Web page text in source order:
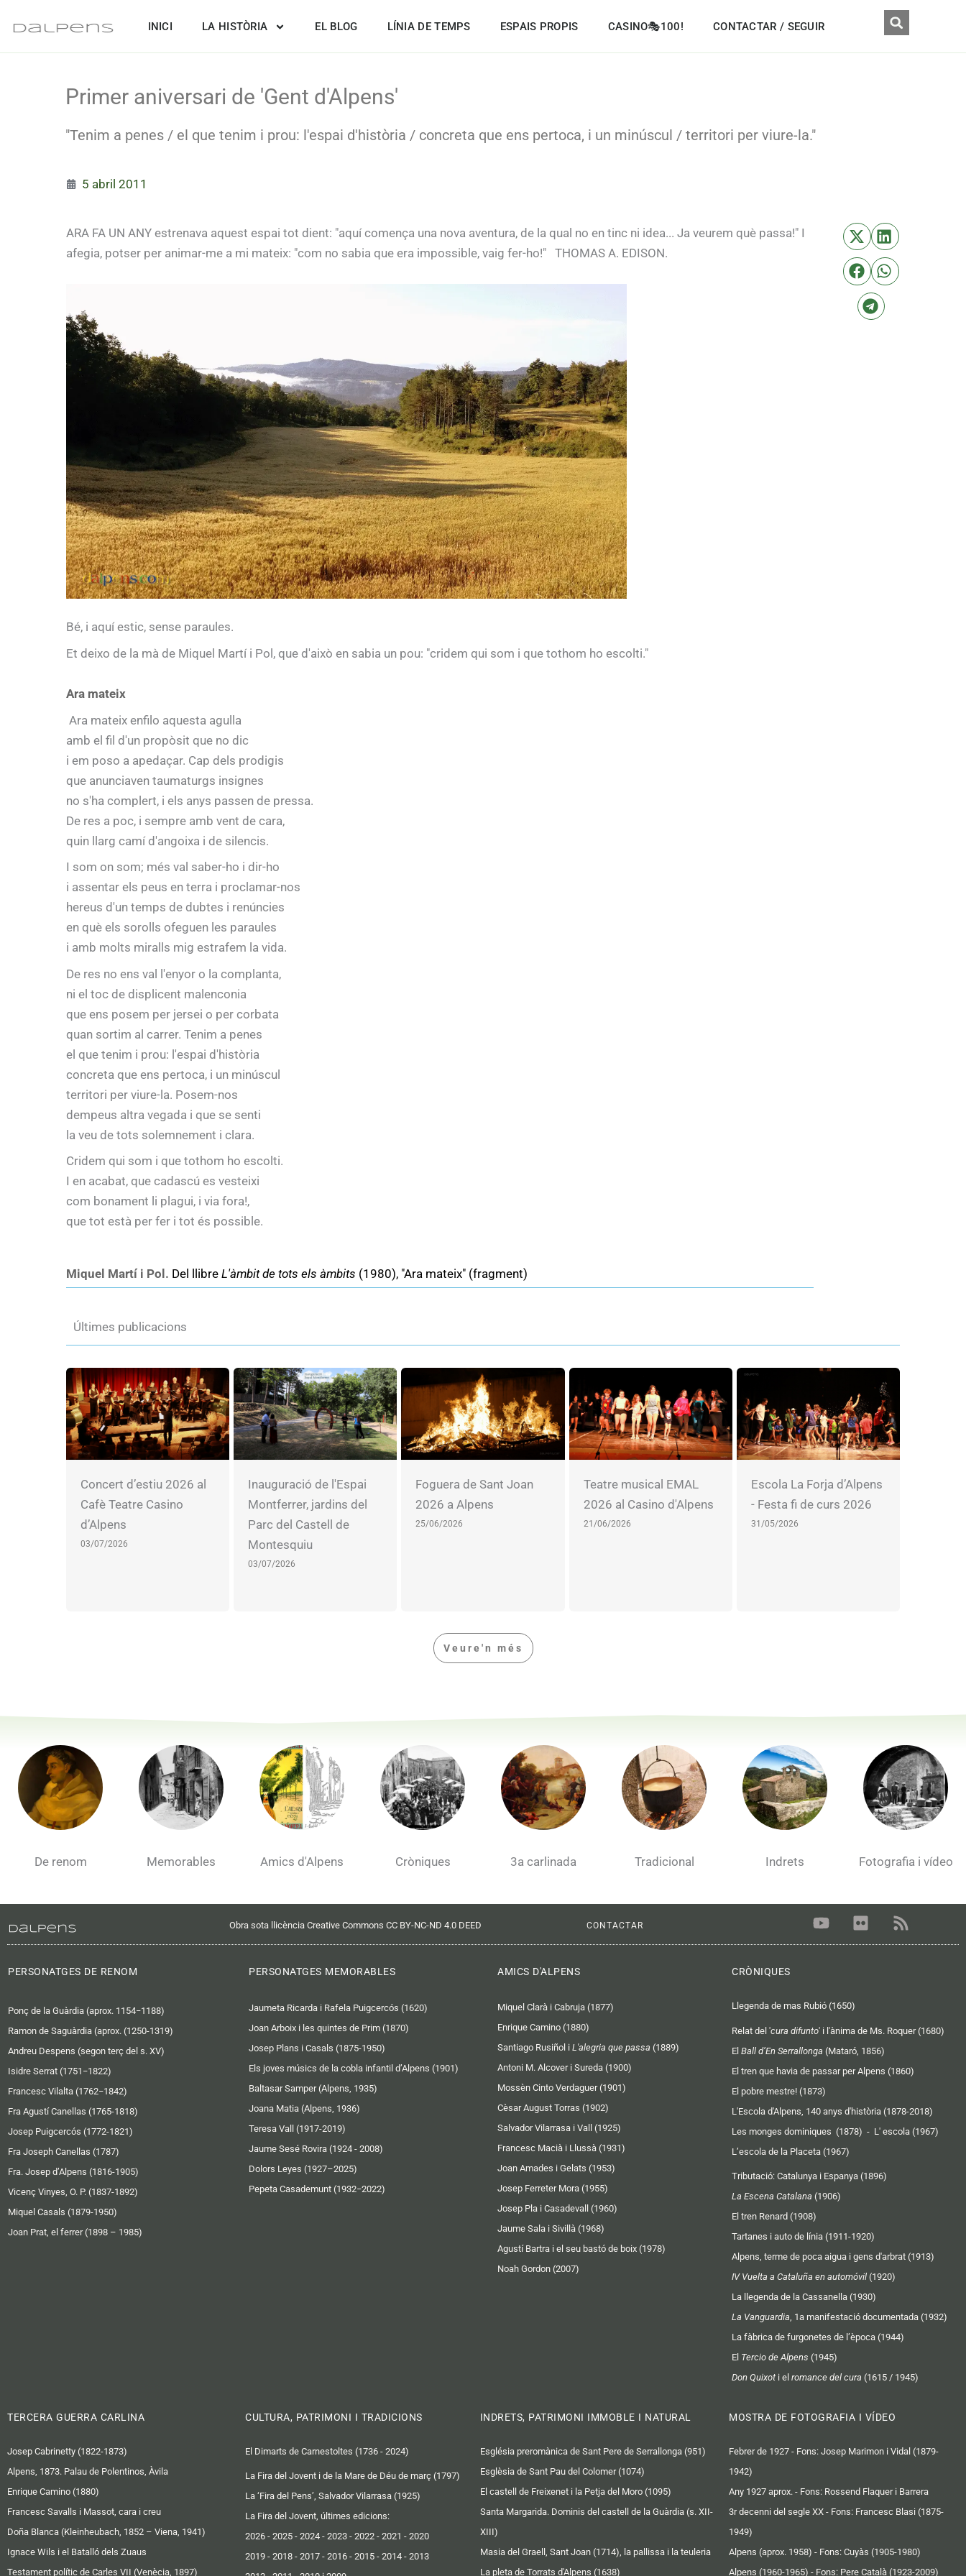
contingut
INICI LA HISTÒRIA EL BLOG LÍNIA DE TEMPS ESPAIS PROPIS CASINO🎭100! CONTACTAR / SEGUIR
Primer aniversari de 'Gent d'Alpens'
"Tenim a penes / el que tenim i prou: l'espai d'història / concreta que ens pertoca, i un minúscul / territori per viure-la."
5 abril 2011
ARA FA UN ANY estrenava aquest espai tot dient: "aquí comença una nova aventura, de la qual no en tinc ni idea... Ja veurem què passa!" I
afegia, potser per animar-me a mi mateix: "com no sabia que era impossible, vaig fer-ho!" THOMAS A. EDISON.
Bé, i aquí estic, sense paraules.
Et deixo de la mà de Miquel Martí i Pol, que d'això en sabia un pou: "cridem qui som i que tothom ho escolti."
Ara mateix
Ara mateix enfilo aquesta agulla
amb el fil d'un propòsit que no dic
i em poso a apedaçar. Cap dels prodigis
que anunciaven taumaturgs insignes
no s'ha complert, i els anys passen de pressa.
De res a poc, i sempre amb vent de cara,
quin llarg camí d'angoixa i de silencis.
I som on som; més val saber-ho i dir-ho
i assentar els peus en terra i proclamar-nos
hereus d'un temps de dubtes i renúncies
en què els sorolls ofeguen les paraules
i amb molts miralls mig estrafem la vida.
De res no ens val l'enyor o la complanta,
ni el toc de displicent malenconia
que ens posem per jersei o per corbata
quan sortim al carrer. Tenim a penes
el que tenim i prou: l'espai d'història
concreta que ens pertoca, i un minúscul
territori per viure-la. Posem-nos
dempeus altra vegada i que se senti
la veu de tots solemnement i clara.
Cridem qui som i que tothom ho escolti.
I en acabat, que cadascú es vesteixi
com bonament li plagui, i via fora!,
que tot està per fer i tot és possible.
Miquel Martí i Pol. Del llibre L'àmbit de tots els àmbits (1980), "Ara mateix" (fragment)
Últimes publicacions
Concert d’estiu 2026 al
Cafè Teatre Casino
d’Alpens
03/07/2026
Inauguració de l'Espai
Montferrer, jardins del
Parc del Castell de
Montesquiu
03/07/2026
Foguera de Sant Joan
2026 a Alpens
25/06/2026
Teatre musical EMAL
2026 al Casino d'Alpens
21/06/2026
Escola La Forja d’Alpens
- Festa fi de curs 2026
31/05/2026
Veure'n més
De renom Memorables Amics d'Alpens Cròniques 3a carlinada Tradicional Indrets Fotografia i vídeo
Obra sota llicència Creative Commons CC BY-NC-ND 4.0 DEED CONTACTAR
Y
b
F
l
R
s
PERSONATGES DE RENOM
Ponç de la Guàrdia (aprox. 1154−1188)
Ramon de Saguàrdia (aprox. (1250-1319)
Andreu Despens (segon terç del s. XV)
Isidre Serrat (1751−1822)
Francesc Vilalta (1762−1842)
Fra Agustí Canellas (1765-1818)
Josep Puigcercós (1772-1821)
Fra Joseph Canellas (1787)
Fra. Josep d’Alpens (1816-1905)
Vicenç Vinyes, O. P. (1837-1892)
Miquel Casals (1879-1950)
Joan Prat, el ferrer (1898 – 1985)
PERSONATGES MEMORABLES
Jaumeta Ricarda i Rafela Puigcercós (1620)
Joan Arboix i les quintes de Prim (1870)
Josep Plans i Casals (1875-1950)
Els joves músics de la cobla infantil d’Alpens (1901)
Baltasar Samper (Alpens, 1935)
Joana Matia (Alpens, 1936)
Teresa Vall (1917-2019)
Jaume Sesé Rovira (1924 - 2008)
Dolors Leyes (1927–2025)
Pepeta Casademunt (1932−2022)
AMICS D'ALPENS
Miquel Clarà i Cabruja (1877)
Enrique Camino (1880)
Santiago Rusiñol i L'alegria que passa (1889)
Antoni M. Alcover i Sureda (1900)
Mossèn Cinto Verdaguer (1901)
Cèsar August Torras (1902)
Salvador Vilarrasa i Vall (1925)
Francesc Macià i Llussà (1931)
Joan Amades i Gelats (1953)
Josep Ferreter Mora (1955)
Josep Pla i Casadevall (1960)
Jaume Sala i Sivillà (1968)
Agustí Bartra i el seu bastó de boix (1978)
Noah Gordon (2007)
CRÒNIQUES
Llegenda de mas Rubió (1650)
Relat del 'cura difunto' i l'ànima de Ms. Roquer (1680)
El Ball d’En Serrallonga (Mataró, 1856)
El tren que havia de passar per Alpens (1860)
El pobre mestre! (1873)
L'Escola d'Alpens, 140 anys d'història (1878-2018)
Les monges dominiques (1878) - L' escola (1967)
L’escola de la Placeta (1967)
Tributació: Catalunya i Espanya (1896)
La Escena Catalana (1906)
El tren Renard (1908)
Tartanes i auto de línia (1911-1920)
Alpens, terme de poca aigua i gens d'arbrat (1913)
IV Vuelta a Cataluña en automóvil (1920)
La llegenda de la Cassanella (1930)
La Vanguardia, 1a manifestació documentada (1932)
La fàbrica de furgonetes de l’època (1944)
El Tercio de Alpens (1945)
Don Quixot i el romance del cura (1615 / 1945)
TERCERA GUERRA CARLINA
Josep Cabrinetty (1822-1873)
Alpens, 1873. Palau de Polentinos, Àvila
Enrique Camino (1880)
Francesc Savalls i Massot, cara i creu
Doña Blanca (Kleinheubach, 1852 – Viena, 1941)
Ignace Wils i el Batalló dels Zuaus
Testament polític de Carles VII (Venècia, 1897)
CULTURA, PATRIMONI I TRADICIONS
El Dimarts de Carnestoltes (1736 - 2024)
La Fira del Jovent i de la Mare de Déu de març (1797)
La ‘Fira del Pens’, Salvador Vilarrasa (1925)
La Fira del Jovent, últimes edicions:
2026 -2025 -2024 -2023 -2022 -2021 -2020
2019 -2018 -2017 -2016 -2015 -2014 -2013
INDRETS, PATRIMONI IMMOBLE I NATURAL
Església preromànica de Sant Pere de Serrallonga (951)
Esglèsia de Sant Pau del Colomer (1074)
El castell de Freixenet i la Petja del Moro (1095)
Santa Margarida. Dominis del castell de la Guàrdia (s. XII-
XIII)
Masia del Graell, Sant Joan (1714), la pallissa i la teuleria
La pleta de Torrats d'Alpens (1638)
MOSTRA DE FOTOGRAFIA I VÍDEO
Febrer de 1927 - Fons: Josep Marimon i Vidal (1879-
1942)
Any 1927 aprox. - Fons: Rossend Flaquer i Barrera
3r decenni del segle XX - Fons: Francesc Blasi (1875-
1949)
Alpens (aprox. 1958) - Fons: Cuyàs (1905-1980)
Alpens (1960-1965) - Fons: Pere Català (1923-2009)